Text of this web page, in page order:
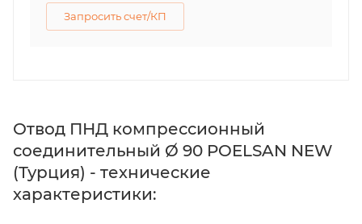
Запросить счет/КП
Отвод ПНД компрессионный
соединительный Ø 90 POELSAN NEW
(Турция) - технические
характеристики: